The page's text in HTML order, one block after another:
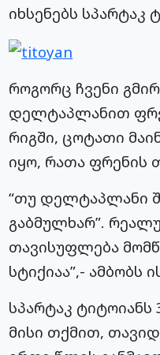
იხსენებს სპარტაკ
როგორც ჩვენი
დელტაპლანით
რიგში, ცოტათი
იყო, რათა ფრენის
“თუ დელტაპლანი
გაბმულხარ”.
თავისუფლება
სტიქიაა”,- ამბობს
სპარტაკ
მისი თქმით,